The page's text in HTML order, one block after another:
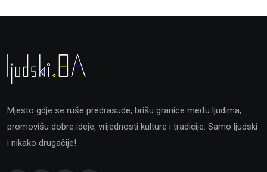
Mjesto gdje se ruše predrasude, brišu granice među ljudima,
promovišu dobre ideje, vrijednosti kulture i tradicije. Samo ljudski
i nikako drugačije!